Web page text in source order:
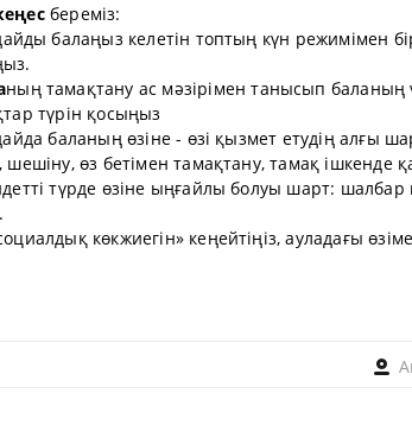
береміз:
ды балаңыз келетін топтың күн режимімен
ның тамақтану ас мәзірімен танысып баланың
түрін қосыңыз
баланың өзіне - өзі қызмет етудің алғы
шешіну, өз бетімен тамақтану, тамақ ішкенде
түрде өзіне ыңғайлы болуы шарт:
көкжиегін» кеңейтіңіз, ауладағы